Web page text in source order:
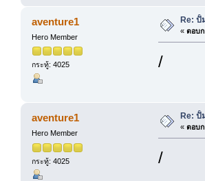
aventure1
Hero Member
กระทู้: 4025
Re: ปั้
« ตอบก
/
aventure1
Hero Member
กระทู้: 4025
Re: ปั้
« ตอบก
/